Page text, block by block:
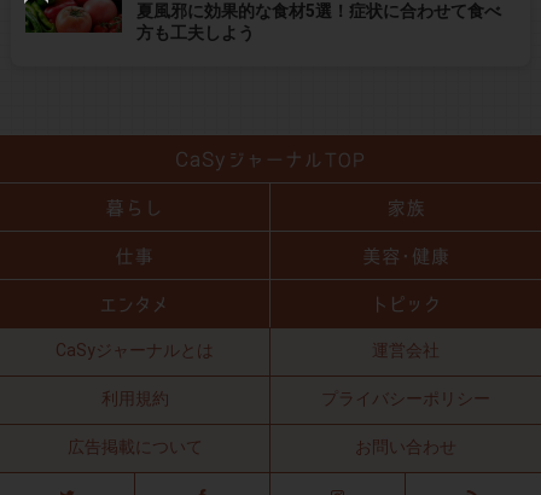
夏風邪に効果的な食材5選！症状に合わせて食べ
方も工夫しよう
CaSyジャーナルとは 運営会社
利用規約 プライバシーポリシー
広告掲載について お問い合わせ